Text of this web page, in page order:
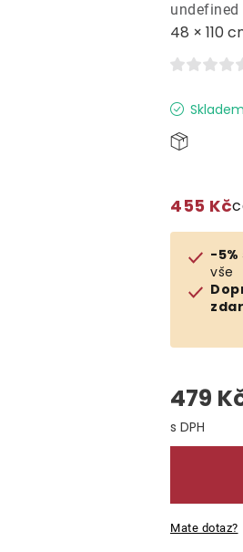
48 × 110
undefined
Skladem
455 Kč
-5%
vše
479
Měrná
Mate dotaz?